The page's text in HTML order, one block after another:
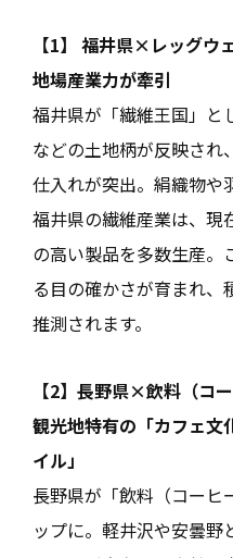
【1】 福井県×レッグウ
地場産業力が牽引
福井県が「繊維王国」と
などの土地柄が反映され
仕入れが突出。絹織物や
福井県の繊維産業は、現
の高い製品を多数生産。
る目の確かさが育まれ、
推測されます。
【2】長野県×飲料（コ
観光地特有の「カフェ文
イル」
長野県が「飲料（コーヒ
ップに。軽井沢や安曇